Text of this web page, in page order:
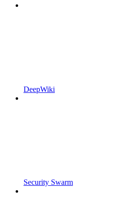
DeepWiki
Security Swarm